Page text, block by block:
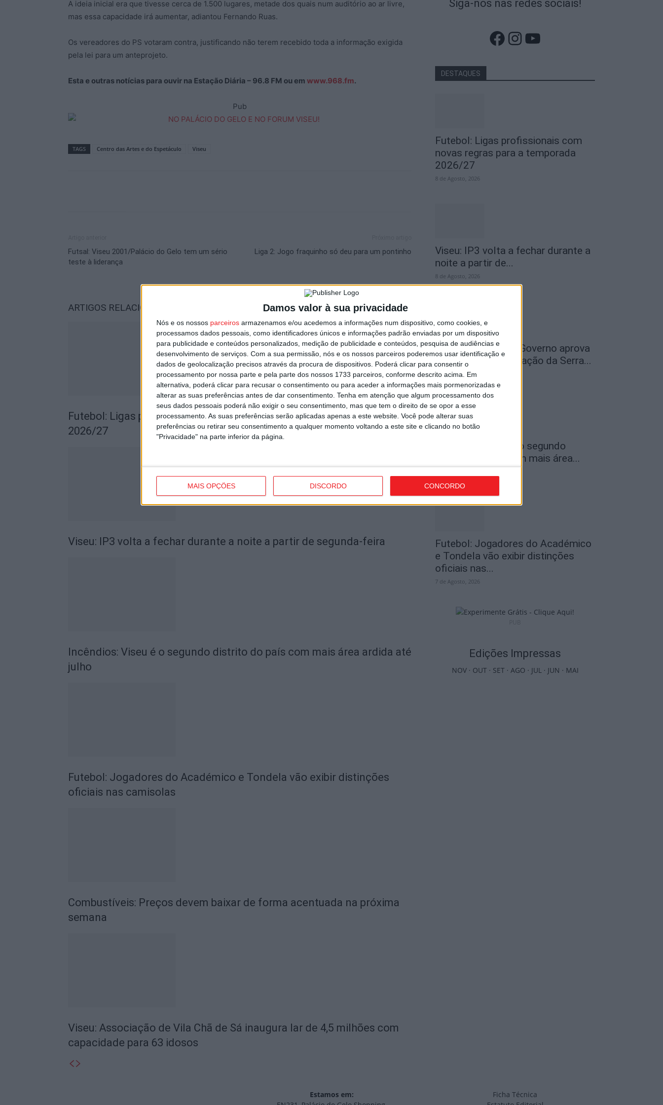
Damos valor à sua privacidade
Nós e os nossos parceiros armazenamos e/ou acedemos a informações num dispositivo, como cookies, e
processamos dados pessoais, como identificadores únicos e informações padrão enviadas por um dispositivo
para publicidade e conteúdos personalizados, medição de publicidade e conteúdos, pesquisa de audiências e
desenvolvimento de serviços. Com a sua permissão, nós e os nossos parceiros poderemos usar identificação e
dados de geolocalização precisos através da procura de dispositivos. Poderá clicar para consentir o
processamento por nossa parte e pela parte dos nossos 1733 parceiros, conforme descrito acima. Em
alternativa, poderá clicar para recusar o consentimento ou para aceder a informações mais pormenorizadas e
alterar as suas preferências antes de dar consentimento. Tenha em atenção que algum processamento dos
seus dados pessoais poderá não exigir o seu consentimento, mas que tem o direito de se opor a esse
processamento. As suas preferências serão aplicadas apenas a este website. Você pode alterar suas
preferências ou retirar seu consentimento a qualquer momento voltando a este site e clicando no botão
"Privacidade" na parte inferior da página.
MAIS OPÇÕES DISCORDO CONCORDO
A ideia inicial era que tivesse cerca de 1.500 lugares, metade dos quais num auditório ao ar livre,
mas essa capacidade irá aumentar, adiantou Fernando Ruas.
Os vereadores do PS votaram contra, justificando não terem recebido toda a informação exigida
pela lei para um anteprojeto.
Esta e outras notícias para ouvir na Estação Diária – 96.8 FM ou em www.968.fm.
Pub
TAGS Centro das Artes e do Espetáculo Viseu
Futsal: Viseu 2001/Palácio do Gelo tem um sério
teste à liderança
Liga 2: Jogo fraquinho só deu para um pontinho
ARTIGOS RELACIONADOS
Futebol: Ligas profissionais com novas regras para a temporada
2026/27
Viseu: IP3 volta a fechar durante a noite a partir de segunda-feira
Incêndios: Viseu é o segundo distrito do país com mais área ardida até
julho
Futebol: Jogadores do Académico e Tondela vão exibir distinções
oficiais nas camisolas
Combustíveis: Preços devem baixar de forma acentuada na próxima
semana
Viseu: Associação de Vila Chã de Sá inaugura lar de 4,5 milhões com
capacidade para 63 idosos
Siga-nos nas redes sociais!
Facebook
Instagram
YouTube
DESTAQUES
Futebol: Ligas profissionais com
novas regras para a temporada
2026/27
8 de Agosto, 2026
Viseu: IP3 volta a fechar durante a
noite a partir de...
8 de Agosto, 2026
São Pedro do Sul: Governo aprova
Centro de Interpretação da Serra...
8 de Agosto, 2026
Incêndios: Viseu é o segundo
distrito do país com mais área...
Futebol: Jogadores do Académico
e Tondela vão exibir distinções
oficiais nas...
7 de Agosto, 2026
Edições Impressas
NOV· OUT· SET· AGO · JUL· JUN · MAI
Estamos em:
Ficha Técnica